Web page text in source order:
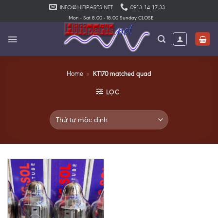
INFO@HIFIPARTS.NET 0913 14.17.33
Mon - Sat 8.00 - 18.00 Sunday CLOSE
Home » KT170 matched quad
LỌC